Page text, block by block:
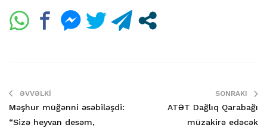
ƏVVƏLKI
Məşhur müğənni əsəbiləşdi:
“Sizə heyvan desəm,
SONRAKI
ATƏT Dağlıq Qarabağı
müzakirə edəcək